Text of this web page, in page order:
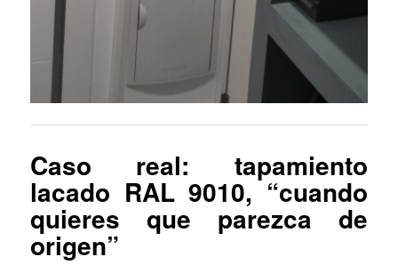
Caso real: tapamiento
lacado RAL 9010, “cuando
quieres que parezca de
origen”